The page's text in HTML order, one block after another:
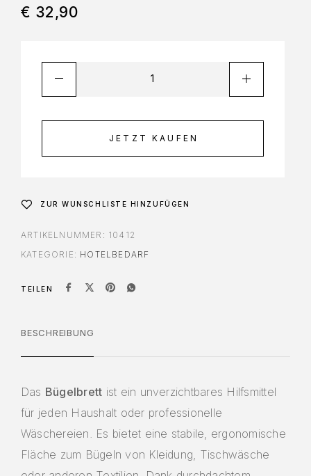
€ 32,90
JETZT KAUFEN
ZUR WUNSCHLISTE HINZUFÜGEN
ARTIKELNUMMER: 10412
KATEGORIE: HOTELBEDARF
TEILEN
BESCHREIBUNG
Das Bügelbrett ist ein unverzichtbares Hilfsmittel
für jeden Haushalt oder professionelle
Wäschereien. Es bietet eine stabile, ergonomische
Fläche zum Bügeln von Kleidung, Tischwäsche